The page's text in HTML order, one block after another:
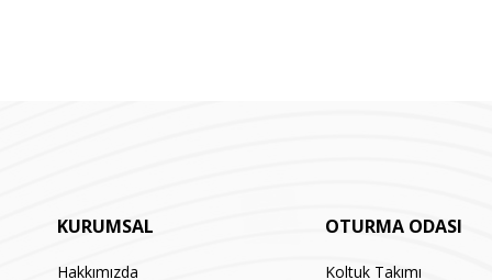
KURUMSAL
Hakkımızda
OTURMA ODASI
Koltuk Takımı